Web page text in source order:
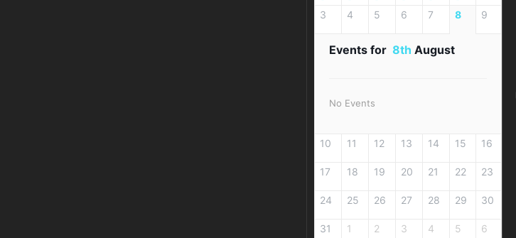
3 4 5 6 7 8 9
Events for 8th August
No Events
10 11 12 13 14 15 16
17 18 19 20 21 22 23
24 25 26 27 28 29 30
31 1 2 3 4 5 6